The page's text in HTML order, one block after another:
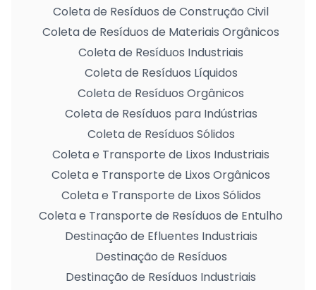
Coleta de Resíduos de Construção Civil
Coleta de Resíduos de Materiais Orgânicos
Coleta de Resíduos Industriais
Coleta de Resíduos Líquidos
Coleta de Resíduos Orgânicos
Coleta de Resíduos para Indústrias
Coleta de Resíduos Sólidos
Coleta e Transporte de Lixos Industriais
Coleta e Transporte de Lixos Orgânicos
Coleta e Transporte de Lixos Sólidos
Coleta e Transporte de Resíduos de Entulho
Destinação de Efluentes Industriais
Destinação de Resíduos
Destinação de Resíduos Industriais